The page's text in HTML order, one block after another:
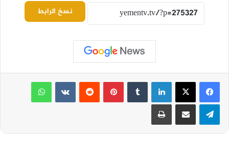
نسخ الرابط
لينكدإن بينتيريست
واتساب
تيلقرام مشاركة عبر البريد طباعة